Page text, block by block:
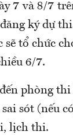
7 và 8/7
ký dự
sẽ tổ chức
6/7.
phòng
sót (nếu
lịch thi.